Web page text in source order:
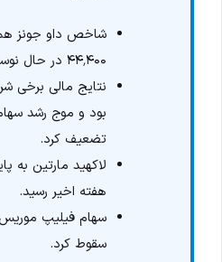
شاخص داو جونز
۴۴٬۴۰۰ در حال نوسان است.
نتایج مالی برخی
بود و موج رشد
تضعیف کرد.
هفته اخیر رسید.
سقوط کرد.